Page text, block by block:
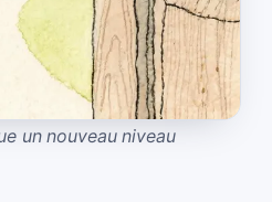
un nouveau niveau